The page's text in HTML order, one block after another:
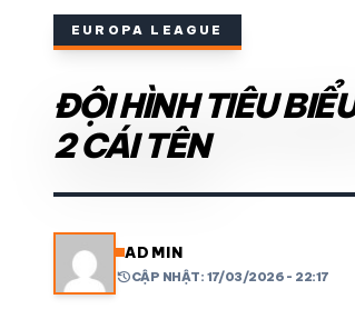
THỂ THAO TRONG NƯỚC
THỂ THAO
LỊCH THI ĐẤU
EUROPA LEAGUE
ĐỘI HÌNH TIÊU
2 CÁI TÊN
ADMIN
historyCẬP NHẬT: 17/03/2026 - 22:17